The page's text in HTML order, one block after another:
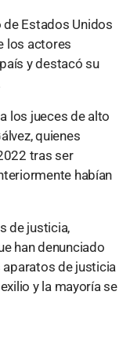
Estados Unidos
los actores
y destacó su
los jueces de alto
quienes
tras ser
habían
de justicia,
han denunciado
de justicia
y la mayoría se